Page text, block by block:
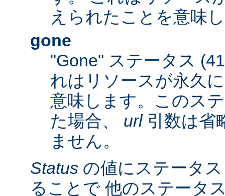
えられたことを意味
gone
"Gone" ステータス
れはリソースが永久
意味します。このス
た場合、 url引数は省
ません。
Status の値にステータ
ることで 他のステータ